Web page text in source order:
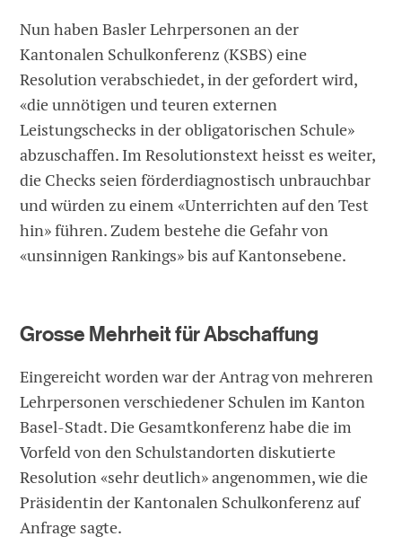
Nun haben Basler Lehrpersonen an der
Kantonalen Schulkonferenz (KSBS) eine
Resolution verabschiedet, in der gefordert wird,
«die unnötigen und teuren externen
Leistungschecks in der obligatorischen Schule»
abzuschaffen. Im Resolutionstext heisst es weiter,
die Checks seien förderdiagnostisch unbrauchbar
und würden zu einem «Unterrichten auf den Test
hin» führen. Zudem bestehe die Gefahr von
«unsinnigen Rankings» bis auf Kantonsebene.
Grosse Mehrheit für Abschaffung
Eingereicht worden war der Antrag von mehreren
Lehrpersonen verschiedener Schulen im Kanton
Basel-Stadt. Die Gesamtkonferenz habe die im
Vorfeld von den Schulstandorten diskutierte
Resolution «sehr deutlich» angenommen, wie die
Präsidentin der Kantonalen Schulkonferenz auf
Anfrage sagte.